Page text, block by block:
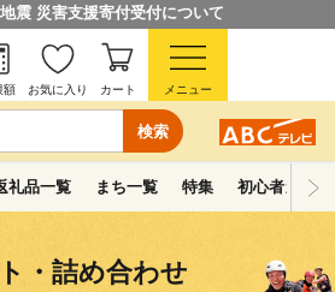
震 災害支援寄付受付について
検索
額 お気に入り カート メニュー
礼品一覧 まち一覧 特集 初心者ガイド
・詰め合わせ